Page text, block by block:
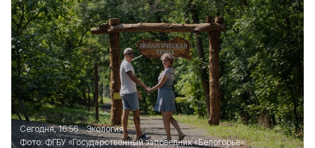
Сегодня, 16:56
Экология
Фото:ФГБУ «Государственный заповедник «Белогорье»